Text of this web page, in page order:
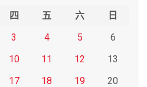
四 五 六
日
3 4 5
6
10 11 12
13
17 18 19
20